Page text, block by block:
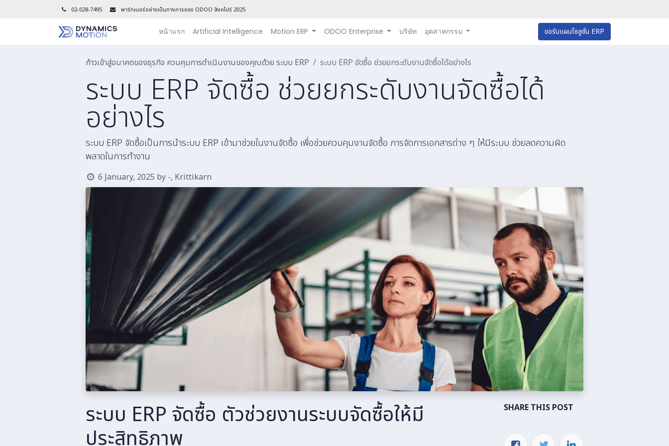
02-028-7495 พาร์ทเนอร์อย่างเป็นทางการของ ODOO สิงคโปร์ 2025
หน้าแรก Artificial Intelligence Motion ERP ODOO Enterprise บริษัท อุตสาหกรรม ขอรับแผนโซลูชั่น ERP
ก้าวเข้าสู่อนาคตของธุรกิจ ควบคุมการดำเนินงานของคุณด้วย ระบบ ERP ระบบ ERP จัดซื้อ ช่วยยกระดับงานจัดซื้อได้อย่างไร
ระบบ ERP จัดซื้อ ช่วยยกระดับงานจัดซื้อได้
อย่างไร
ระบบ ERP จัดซื้อเป็นการนำระบบ ERP เข้ามาช่วยในงานจัดซื้อ เพื่อช่วยควบคุมงานจัดซื้อ การจัดการเอกสารต่าง ๆ ให้มีระบบ ช่วยลดความผิด
พลาดในการทำงาน
6 January, 2025 by -, Krittikarn
ระบบ ERP จัดซื้อ ตัวช่วยงานระบบจัดซื้อให้มี
ประสิทธิภาพ
SHARE THIS POST